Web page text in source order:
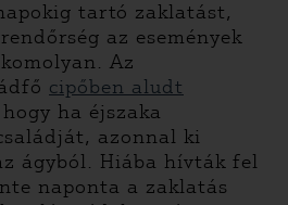
tartó zaklatást,
az események
Az
cipőben aludt
ha éjszaka
azonnal ki
ágyból. Hiába hívták fel
naponta a zaklatás